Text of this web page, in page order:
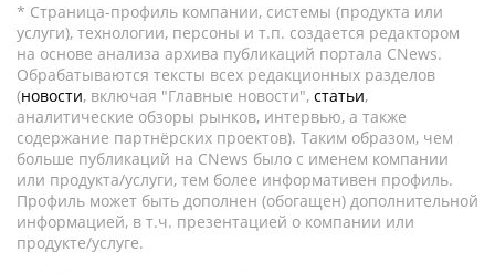
* Страница-профиль компании, системы (продукта или
услуги), технологии, персоны и т.п. создается редактором
на основе анализа архива публикаций портала CNews.
Обрабатываются тексты всех редакционных разделов
(новости, включая "Главные новости", статьи,
аналитические обзоры рынков, интервью, а также
содержание партнёрских проектов). Таким образом, чем
больше публикаций на CNews было с именем компании
или продукта/услуги, тем более информативен профиль.
Профиль может быть дополнен (обогащен) дополнительной
информацией, в т.ч. презентацией о компании или
продукте/услуге.